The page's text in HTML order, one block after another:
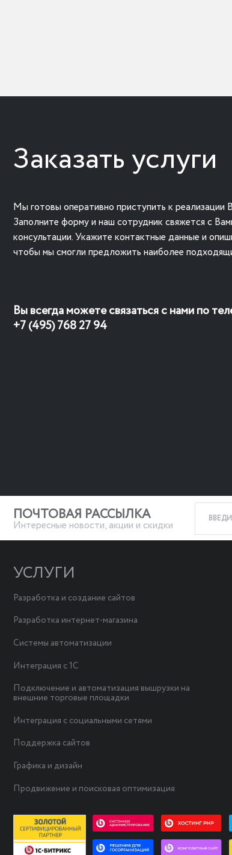
Заказать услуги
Мы готовы оперативно приступить к реализации
Заполните форму и наш сотрудник свяжется с
консультации. Укажите контактные данные и
чтобы мы смогли предложить наиболее
Вы всегда можете связаться с нами по
+7 (495) 768 27 94
ПОЧТОВАЯ РАССЫЛКА
Интересные новости, акции и скидки
УСЛУГИ
Разработка и создание сайтов
Разработка интернет-магазина
Системы автоматизации
Интеграция с 1С
Подключение и автоматизация вышрузки на
внешние торговые площадки
Интеграция с социальными сетями
Поддержка сайтов
Графика и дизайн
Продвижение и поисковая оптимизация